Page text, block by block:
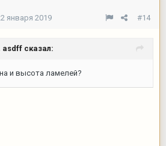
#14
января 2019
asdff сказал:
и высота ламелей?